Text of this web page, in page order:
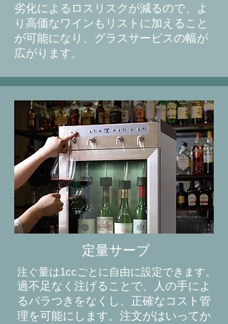
劣化によるロスリスクが減るので、よ
り高価なワインもリストに加えること
が可能になり、グラスサービスの幅が
広がります。
定量サーブ
注ぐ量は1ccごとに自由に設定できます。
過不足なく注げることで、
人の手によ
るバラつきをなくし、正確なコスト管
理を可能にします。注文がはいってか